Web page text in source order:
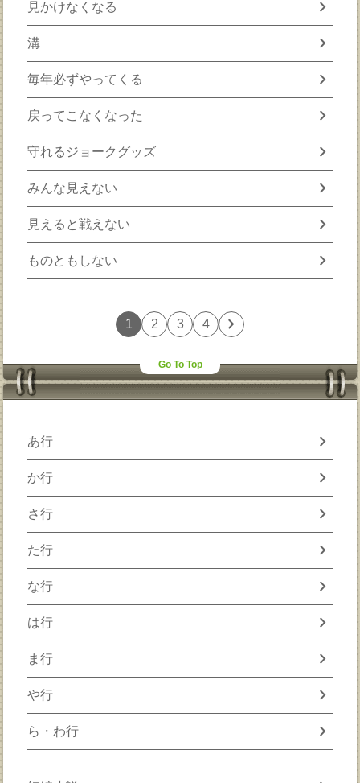
見かけなくなる chevron_right
溝 chevron_right
毎年必ずやってくる chevron_right
戻ってこなくなった chevron_right
守れるジョークグッズ chevron_right
みんな見えない chevron_right
見えると戦えない chevron_right
ものともしない chevron_right
1 2 3 4 chevron_right
Go To Top
あ行 chevron_right
か行 chevron_right
さ行 chevron_right
た行 chevron_right
な行 chevron_right
は行 chevron_right
ま行 chevron_right
や行 chevron_right
ら・わ行 chevron_right